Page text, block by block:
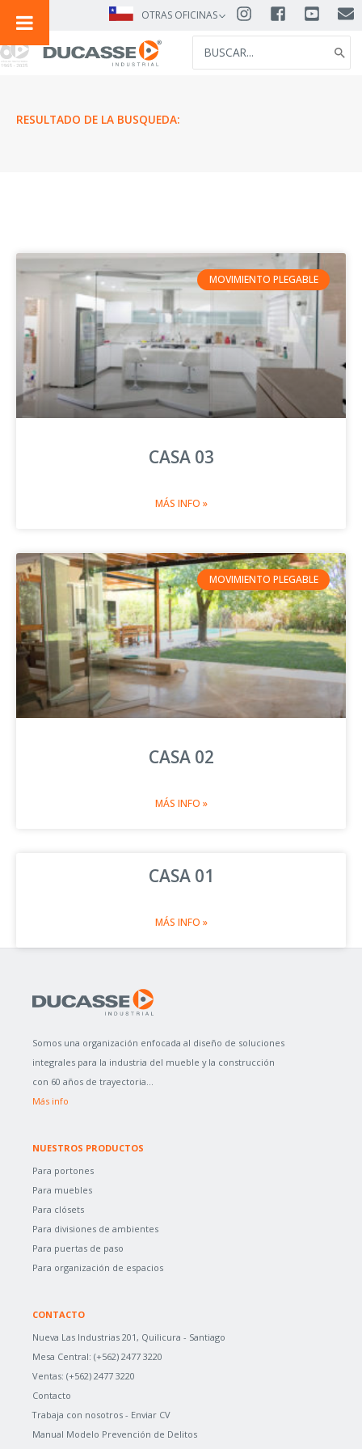
CONTENIDO
OTRAS OFICINAS
FOR:
RESULTADO DE LA BUSQUEDA:
MOVIMIENTO PLEGABLE
CASA 03
MÁS INFO »
MOVIMIENTO PLEGABLE
CASA 02
MÁS INFO »
CASA 01
MÁS INFO »
Somos una organización enfocada al diseño de soluciones
integrales para la industria del mueble y la construcción
con 60 años de trayectoria...
Más info
NUESTROS PRODUCTOS
Para portones
Para muebles
Para clósets
Para divisiones de ambientes
Para puertas de paso
Para organización de espacios
CONTACTO
Nueva Las Industrias 201, Quilicura - Santiago
Mesa Central: (+562) 2477 3220
Ventas: (+562) 2477 3220
Contacto
Trabaja con nosotros - Enviar CV
Manual Modelo Prevención de Delitos